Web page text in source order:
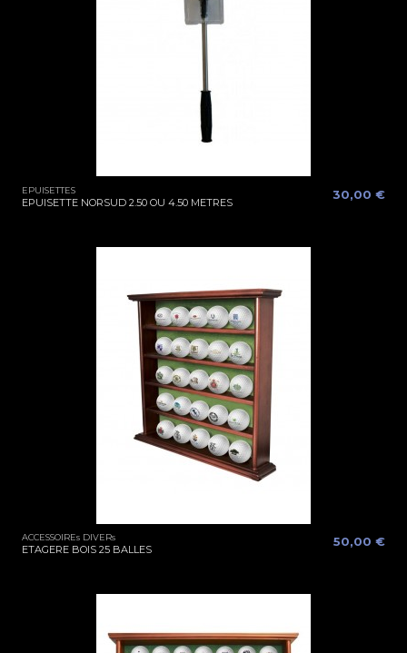
EPUISETTES
EPUISETTE NORSUD 2.50 OU 4.50 METRES
30,00 €
ACCESSOIREs DIVERs
ETAGERE BOIS 25 BALLES
50,00 €